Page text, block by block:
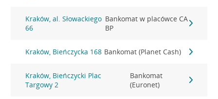
Kraków, al. Słowackiego
66
Bankomat w placówce CA
BP
Kraków, Bieńczycka 168 Bankomat (Planet Cash)
Kraków, Bieńczycki Plac
Targowy 2
Bankomat
(Euronet)